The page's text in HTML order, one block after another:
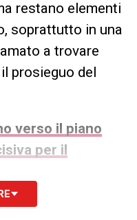
restano elementi
soprattutto in una
a trovare
prosieguo del
verso il piano
per il